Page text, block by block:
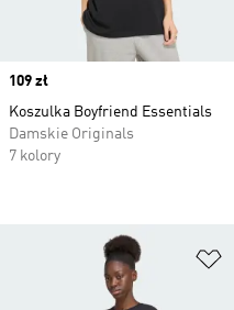
Price
109 zł
Koszulka Boyfriend Essentials
Damskie Originals
7 kolory